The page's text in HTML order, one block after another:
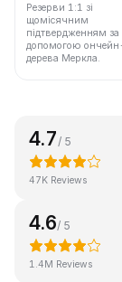
Резерви 1:1 зі
щомісячним
підтвердженням за
допомогою
дерева Меркла.
4.7 / 5
47K Reviews
4.6/ 5
1.4M Reviews